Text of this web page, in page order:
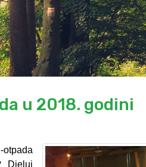
u 2018. godini
Djeluj